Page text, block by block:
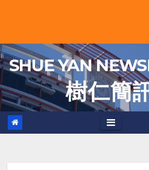
SHUE YAN
樹 仁 簡